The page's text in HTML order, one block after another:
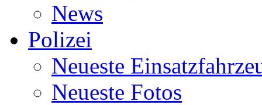
News
Polizei
Neueste
Neueste Fotos